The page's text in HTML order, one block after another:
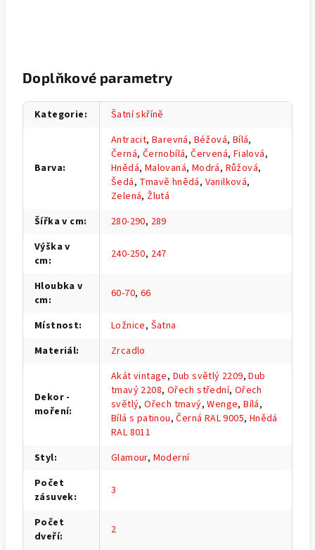
Doplňkové parametry
Kategorie: Šatní skříně
Barva:
Antracit,Barevná, Béžová, Bílá,
Černá, Černobílá,Červená, Fialová,
Hnědá, Malovaná, Modrá, Růžová,
Šedá, Tmavě hnědá, Vanilková,
Zelená, Žlutá
Šířka v cm: 280-290, 289
Výška v
cm: 240-250, 247
Hloubka v
cm: 60-70, 66
Místnost: Ložnice, Šatna
Materiál: Zrcadlo
Dekor -
moření:
Akát vintage, Dub světlý 2209,Dub
tmavý 2208, Ořech střední, Ořech
světlý,Ořech tmavý,Wenge,Bílá,
Bílá s patinou,Černá RAL 9005, Hnědá
RAL 8011
Styl: Glamour, Moderní
Počet
zásuvek: 3
Počet
dveří: 2